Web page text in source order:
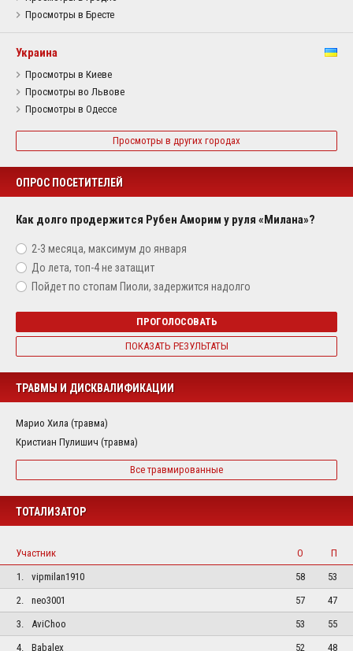
Просмотры в Бресте
Украина
Просмотры в Киеве
Просмотры во Львове
Просмотры в Одессе
Просмотры в других городах
ОПРОС ПОСЕТИТЕЛЕЙ
Как долго продержится Рубен Аморим у руля «Милана»?
2-3 месяца, максимум до января
До лета, топ-4 не затащит
Пойдет по стопам Пиоли, задержится надолго
ПРОГОЛОСОВАТЬ
ПОКАЗАТЬ РЕЗУЛЬТАТЫ
ТРАВМЫ И ДИСКВАЛИФИКАЦИИ
Марио Хила (травма)
Кристиан Пулишич (травма)
Все травмированные
ТОТАЛИЗАТОР
Участник О
П
1.
vipmilan1910 58
53
2.
neo3001 57
47
3.
AviChoo 53
55
4.
Babalex 52 48